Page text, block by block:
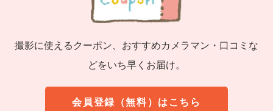
撮影に使えるクーポン、おすすめカメラマン・口コミな
どをいち早くお届け。
会員登録（無料）はこちら